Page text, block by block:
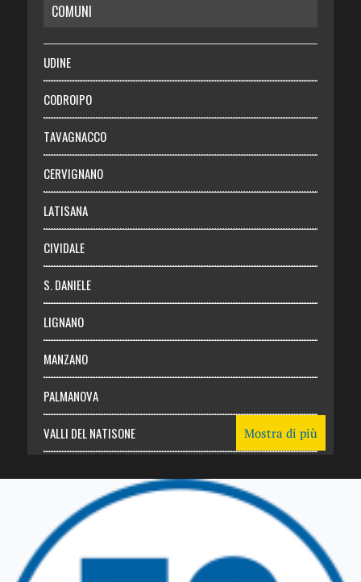
RISPARMIO
SALUTE
Necrologie
Chi siamo
Abbonati
Login
COMUNI
UDINE
CODROIPO
TAVAGNACCO
CERVIGNANO
LATISANA
CIVIDALE
S. DANIELE
LIGNANO
MANZANO
PALMANOVA
VALLI DEL NATISONE
TRICESIMO
TARCENTO
Mostra di più